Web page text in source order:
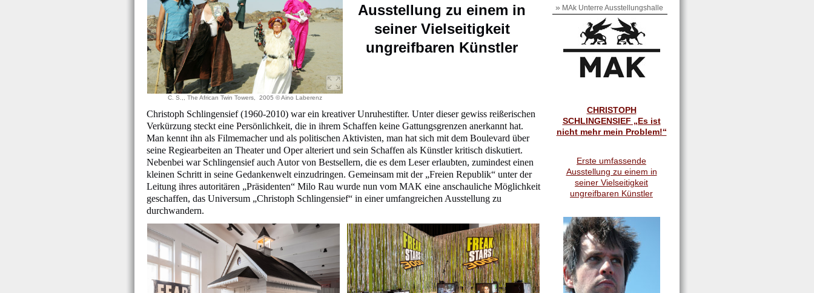
» MAk Unterre Ausstellungshalle
CHRISTOPH
SCHLINGENSIEF „Es ist
nicht mehr mein Problem!“
Erste umfassende
Ausstellung zu einem in
seiner Vielseitigkeit
ungreifbaren Künstler
C. S.,, The African Twin Towers, 2005 © Aino Laberenz
Ausstellung zu einem in
seiner Vielseitigkeit
ungreifbaren Künstler
Christoph Schlingensief (1960-2010) war ein kreativer Unruhestifter. Unter dieser gewiss reißerischen
Verkürzung steckt eine Persönlichkeit, die in ihrem Schaffen keine Gattungsgrenzen anerkannt hat.
Man kennt ihn als Filmemacher und als politischen Aktivisten, man hat sich mit dem Boulevard über
seine Regiearbeiten an Theater und Oper alteriert und sein Schaffen als Künstler kritisch diskutiert.
Nebenbei war Schlingensief auch Autor von Bestsellern, die es dem Leser erlaubten, zumindest einen
kleinen Schritt in seine Gedankenwelt einzudringen. Gemeinsam mit der „Freien Republik“ unter der
Leitung ihres autoritären „Präsidenten“ Milo Rau wurde nun vom MAK eine anschauliche Möglichkeit
geschaffen, das Universum „Christoph Schlingensief“ in einer umfangreichen Ausstellung zu
durchwandern.